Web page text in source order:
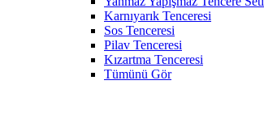
Karnıyarık Tenceresi
Sos Tenceresi
Pilav Tenceresi
Kızartma Tenceresi
Tümünü Gör